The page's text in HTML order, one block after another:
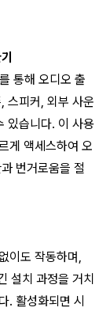
통해 오디오 출
스피커, 외부 사운
있습니다. 이 사용
게 액세스하여 오
번거로움을 절
이도 작동하며,
설치 과정을 거치
. 활성화되면 시